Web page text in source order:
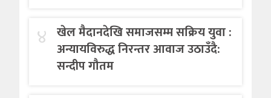
४ खेल मैदानदेखि समाजसम्म सक्रिय युवा :
अन्यायविरुद्ध निरन्तर आवाज उठाउँदै:
सन्दीप गौतम